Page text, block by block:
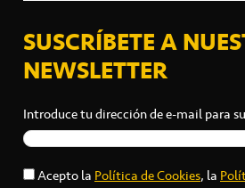
SUSCRÍBETE A
NEWSLETTER
Introduce tu dirección de e-mail para
Acepto laPolítica de Cookies, la